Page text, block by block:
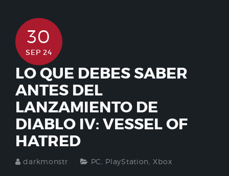
30
SEP 24
LO QUE DEBES SABER
ANTES DEL
LANZAMIENTO DE
DIABLO IV: VESSEL OF
HATRED
darkmonstr PC PlayStation Xbox